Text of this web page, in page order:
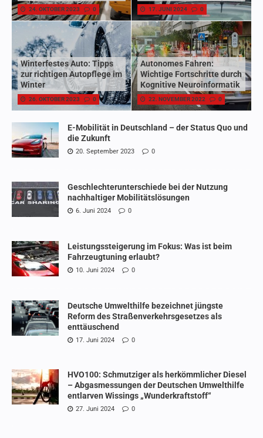
24. OKTOBER 2023 0 17. JUNI 2024 0
Winterfestes Auto: Tipps
zur richtigen Autopflege im
Winter
26. OKTOBER 2023 0
Autonomes Fahren:
Wichtige Fortschritte durch
Kognitive Neuroinformatik
22. NOVEMBER 2022 0
E-Mobilität in Deutschland – der Status Quo und
die Zukunft
20. September 2023 0
Geschlechterunterschiede bei der Nutzung
nachhaltiger Mobilitätslösungen
6. Juni 2024 0
Leistungssteigerung im Fokus: Was ist beim
Fahrzeugtuning erlaubt?
10. Juni 2024 0
Deutsche Umwelthilfe bezeichnet jüngste
Reform des Straßenverkehrsgesetzes als
enttäuschend
17. Juni 2024 0
HVO100: Schmutziger als herkömmlicher Diesel
– Abgasmessungen der Deutschen Umwelthilfe
entlarven Wissings „Wunderkraftstoff“
27. Juni 2024 0